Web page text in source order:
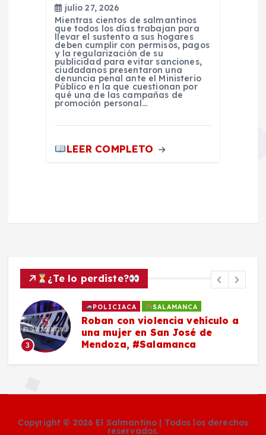
julio 27, 2026
Mientras cientos de salmantinos
que todos los días trabajan para
llevar el sustento a sus hogares
deben cumplir con permisos, pagos
y la regularización de su
publicidad para evitar sanciones,
ciudadanos presentaron una
denuncia penal ante el Ministerio
Público en la que cuestionan por
qué una de las campañas de
promoción personal…
LEER COMPLETO
¿Te lo perdiste?
3
POLICIACA SALAMANCA
Roban con violencia vehículo a
una mujer en San José de
Mendoza, #Salamanca
Copyright © 2026 El Salmantino | Todos los derechos
reservados.